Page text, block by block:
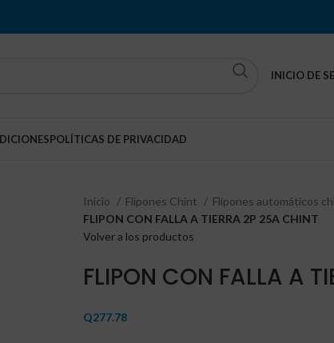
INICIO DE
POLÍTICAS DE PRIVACIDAD
Inicio Flipones Chint
Flipones automáticos
FLIPON CON FALLA A TIERRA 2P 25A CHINT
Volver a los productos
FLIPON CON FALLA A
Q277.78